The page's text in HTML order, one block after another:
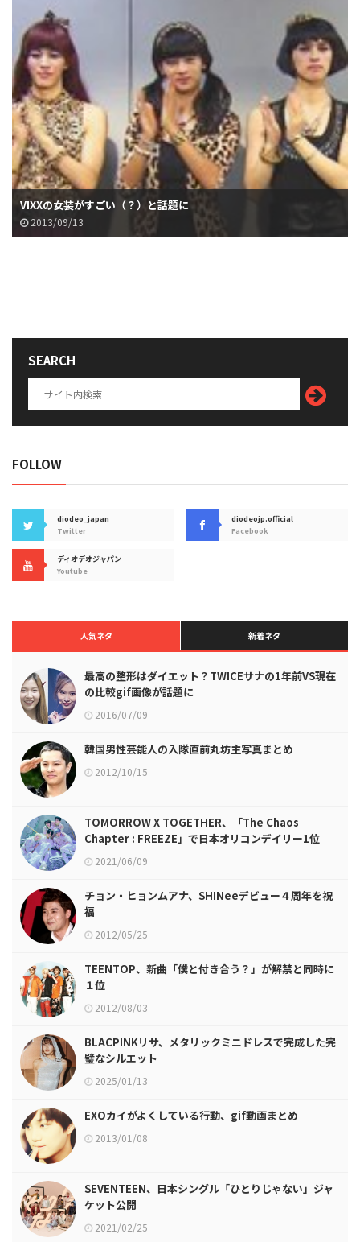
VIXXの女装がすごい（？）と話題に
2013/09/13
SEARCH
FOLLOW
diodeo_japan
Twitter
diodeojp.official
Facebook
ディオデオジャパン
Youtube
人気ネタ 新着ネタ
最高の整形はダイエット？TWICEサナの1年前VS現在
の比較gif画像が話題に
2016/07/09
韓国男性芸能人の入隊直前丸坊主写真まとめ
2012/10/15
TOMORROW X TOGETHER、「The Chaos
Chapter : FREEZE」で日本オリコンデイリー1位
2021/06/09
チョン・ヒョンムアナ、SHINeeデビュー４周年を祝
福
2012/05/25
TEENTOP、新曲「僕と付き合う？」が解禁と同時に
１位
2012/08/03
BLACPINKリサ、メタリックミニドレスで完成した完
璧なシルエット
2025/01/13
EXOカイがよくしている行動、gif動画まとめ
2013/01/08
SEVENTEEN、日本シングル「ひとりじゃない」ジャ
ケット公開
2021/02/25